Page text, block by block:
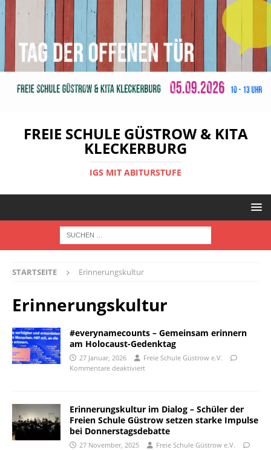
FREIE SCHULE GÜSTROW & KITA
KLECKERBURG
IGS MIT ABITURSTUFE
STARTSEITE Erinnerungskultur
Erinnerungskultur
#everynamecounts – Gemeinsam erinnern
am Holocaust-Gedenktag
27 Januar, 2026
Freie Schule Güstrow e.V.
Kommentare deaktiviert
Erinnerungskultur im Dialog – Schüler der
Freien Schule Güstrow setzen starke Impulse
bei Donnerstagsdebatte
27 November, 2025
Freie Schule Güstrow e.V.